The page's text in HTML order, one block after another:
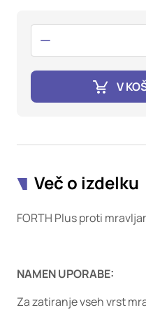
V
Več o izdelku
FORTH Plus proti
NAMEN UPORABE:
Za zatiranje vseh vrst
edinstveno prepoznavanje
zavrnete uporabo teh
ciljnega spletnega